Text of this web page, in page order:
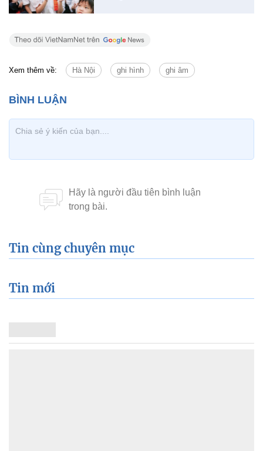
Xem thêm về: Hà Nội ghi hình ghi âm
Tin cùng chuyên mục
Tin mới